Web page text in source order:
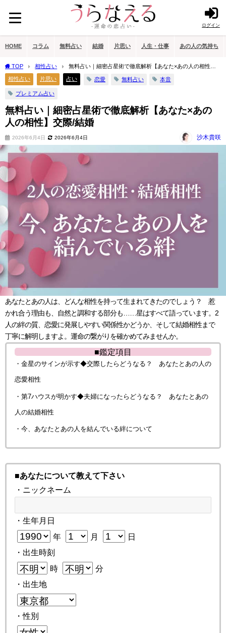
ログイン
HOME コラム 無料占い 結婚 片思い 人生・仕事 あの人の気持ち
TOP 相性占い
無料占い｜細密占星術で徹底解析【あなた×あの人の相性】
交際/結婚
相性占い 片思い 占い 恋愛 無料占い 本音
プレミアム占い
無料占い｜細密占星術で徹底解析【あなた×あの
人の相性】交際/結婚
2026年6月4日 2026年6月4日 沙木貴咲
あなたとあの人は、どんな相性を持って生まれてきたのでしょう？ 惹
かれ合う理由も、自然と調和する部分も……星はすべて語っています。2
人の絆の質、恋愛に発展しやすい関係性かどうか、そして結婚相性まで
丁寧に解明しますよ。運命の繋がりを確かめてみませんか。
■鑑定項目
・金星のサインが示す◆交際したらどうなる？ あなたとあの人の
恋愛相性
・第7ハウスが明かす◆夫婦になったらどうなる？ あなたとあの
人の結婚相性
・今、あなたとあの人を結んでいる絆について
■あなたについて教えて下さい
・ニックネーム
・生年月日
年 月
日
・出生時刻
時
分
・出生地
・性別